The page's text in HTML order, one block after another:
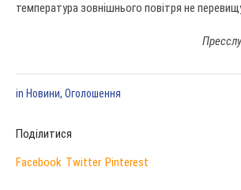
температура зовнішнього повітря не
in Новини, Оголошення
Поділитися
Facebook Twitter Pinterest